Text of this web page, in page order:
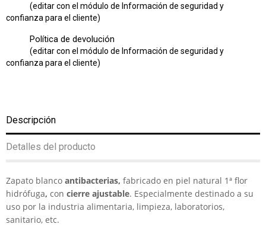
(editar con el módulo de Información de seguridad y
confianza para el cliente)
Política de devolución
(editar con el módulo de Información de seguridad y
confianza para el cliente)
Descripción
Detalles del producto
Zapato blanco antibacterias, fabricado en piel natural 1ª flor
hidrófuga, con cierre ajustable. Especialmente destinado a su
uso por la industria alimentaria, limpieza, laboratorios,
sanitario, etc.